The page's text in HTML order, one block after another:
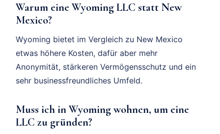
Warum eine Wyoming LLC statt New
Mexico?
Wyoming bietet im Vergleich zu New Mexico
etwas höhere Kosten, dafür aber mehr
Anonymität, stärkeren Vermögensschutz und ein
sehr businessfreundliches Umfeld.
Muss ich in Wyoming wohnen, um eine
LLC zu gründen?